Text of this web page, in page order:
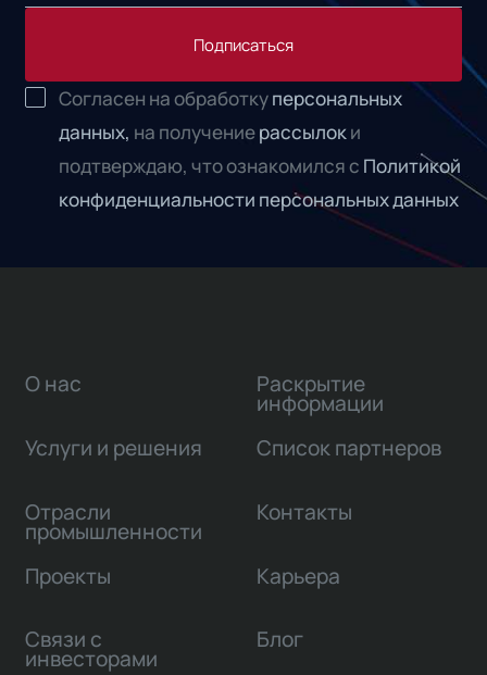
Подписаться
Согласен на обработкуперсональных
данных, на получениерассылоки
подтверждаю, что ознакомился с Политикой
конфиденциальности персональных данных
О нас
Услуги и решения
Отрасли
промышленности
Проекты
Связи с
инвесторами
Раскрытие
информации
Список партнеров
Контакты
Карьера
Блог